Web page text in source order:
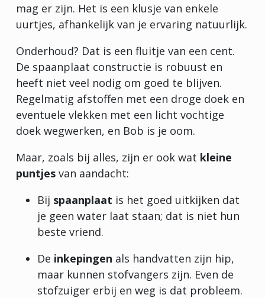
mag er zijn. Het is een klusje van enkele
uurtjes, afhankelijk van je ervaring natuurlijk.
Onderhoud? Dat is een fluitje van een cent.
De spaanplaat constructie is robuust en
heeft niet veel nodig om goed te blijven.
Regelmatig afstoffen met een droge doek en
eventuele vlekken met een licht vochtige
doek wegwerken, en Bob is je oom.
Maar, zoals bij alles, zijn er ook wat kleine
puntjes van aandacht:
Bij spaanplaat is het goed uitkijken dat
je geen water laat staan; dat is niet hun
beste vriend.
De inkepingen als handvatten zijn hip,
maar kunnen stofvangers zijn. Even de
stofzuiger erbij en weg is dat probleem.